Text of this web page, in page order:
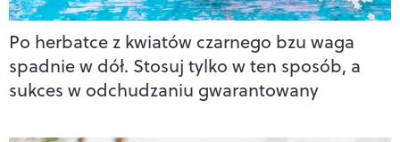
Po herbatce z kwiatów czarnego bzu waga
spadnie w dół. Stosuj tylko w ten sposób, a
sukces w odchudzaniu gwarantowany